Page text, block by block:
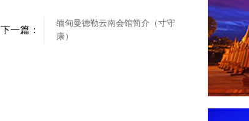
下一篇：
缅甸曼德勒云南会馆简介（寸守
康）